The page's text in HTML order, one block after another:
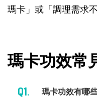
瑪卡」或「調理需求
瑪卡功效常
Q1. 瑪卡功效有哪